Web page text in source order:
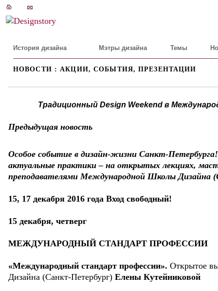
История дизайна Мэтры дизайна Темы
НОВОСТИ : АКЦИИ, СОБЫТИЯ, ПРЕЗЕНТАЦИИ
Традиционный Design Weekend в
Предыдущая новость
Особое событие в дизайн-жизни Санкт-
актуальные практики – на открытых лекциях,
преподавателями Международной Школы Дизайна
15, 17 декабря 2016 года Вход свободный!
15 декабря, четверг
МЕЖДУНАРОДНЫЙ СТАНДАРТ ПРОФЕССИИ
«Международный стандарт профессии». Открытое
Дизайна (Санкт-Петербург) Елены Кутейниковой